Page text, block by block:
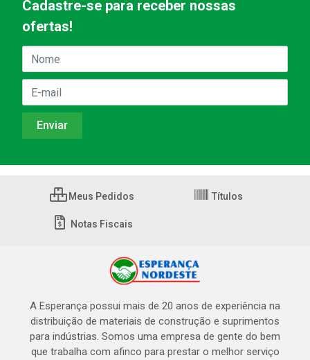
Cadastre-se para receber nossas
ofertas!
Meus Pedidos Títulos
Notas Fiscais
A Esperança possui mais de 20 anos de experiência na
distribuição de materiais de construção e suprimentos
para indústrias. Somos uma empresa de gente do bem
que trabalha com afinco para prestar o melhor serviço